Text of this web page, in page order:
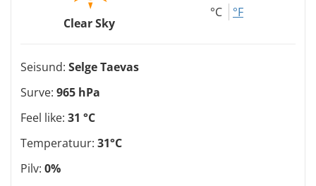
Clear Sky
°C °F
Seisund: Selge Taevas
Surve: 965 hPa
Feel like: 31 °C
Temperatuur: 31°C
Pilv: 0%